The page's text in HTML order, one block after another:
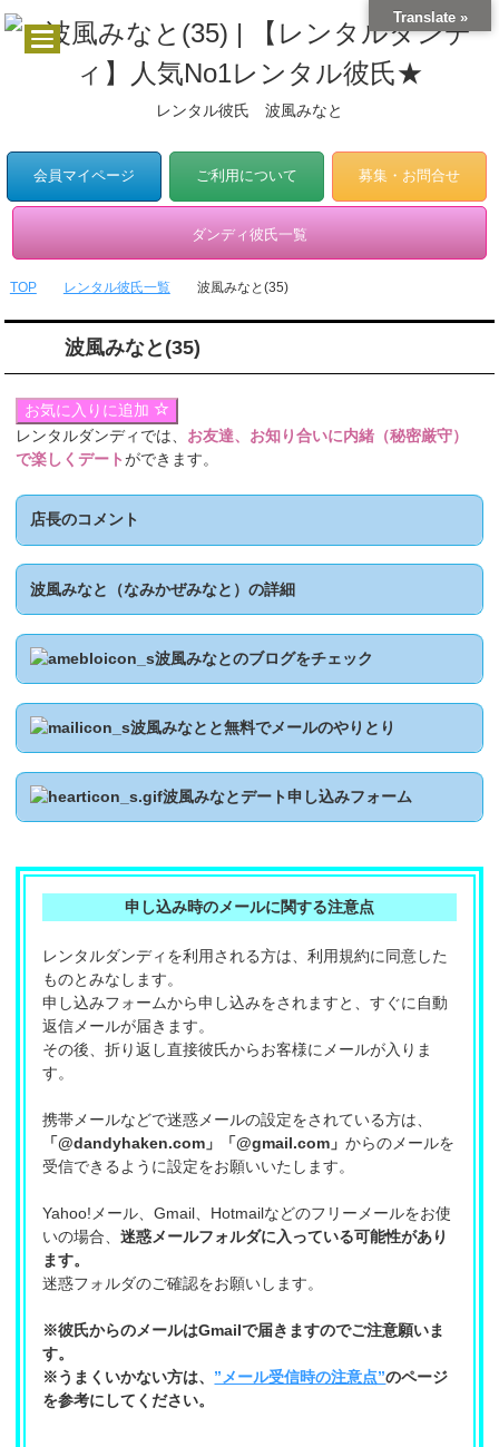
レンタル彼氏 波風みなと
会員マイページ ご利用について 募集・お問合せ
ダンディ彼氏一覧
TOP レンタル彼氏一覧 波風みなと(35)
波風みなと(35)
お気に入りに追加
レンタルダンディでは、 お友達、お知り合いに内緒（秘密厳守）
で楽しくデートができます。
店長のコメント
波風みなと（なみかぜみなと）の詳細
波風みなとのブログをチェック
波風みなとと無料でメールのやりとり
波風みなとデート申し込みフォーム
申し込み時のメールに関する注意点
レンタルダンディを利用される方は、利用規約に同意した
ものとみなします。
申し込みフォームから申し込みをされますと、すぐに自動
返信メールが届きます。
その後、折り返し直接彼氏からお客様にメールが入りま
す。
携帯メールなどで迷惑メールの設定をされている方は、
「@dandyhaken.com」「@gmail.com」からのメールを
受信できるように設定をお願いいたします。
Yahoo!メール、Gmail、Hotmailなどのフリーメールをお使
いの場合、迷惑メールフォルダに入っている可能性があり
ます。
迷惑フォルダのご確認をお願いします。
※彼氏からのメールはGmailで届きますのでご注意願いま
す。
※うまくいかない方は、 ”メール受信時の注意点”のページ
を参考にしてください。
Translate »